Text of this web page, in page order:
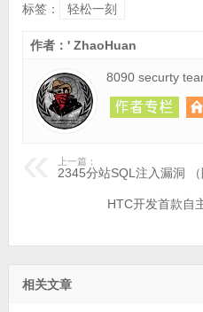
标签： 轻松一刻
作者：' ZhaoHuan
8090 securty
上一篇：
2345分站SQL注入漏洞
HTC开发首款自
相关文章